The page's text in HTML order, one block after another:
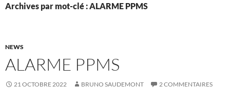
Archives par mot-clé : ALARME PPMS
NEWS
ALARME PPMS
21 OCTOBRE 2022 BRUNO SAUDEMONT 2 COMMENTAIRES